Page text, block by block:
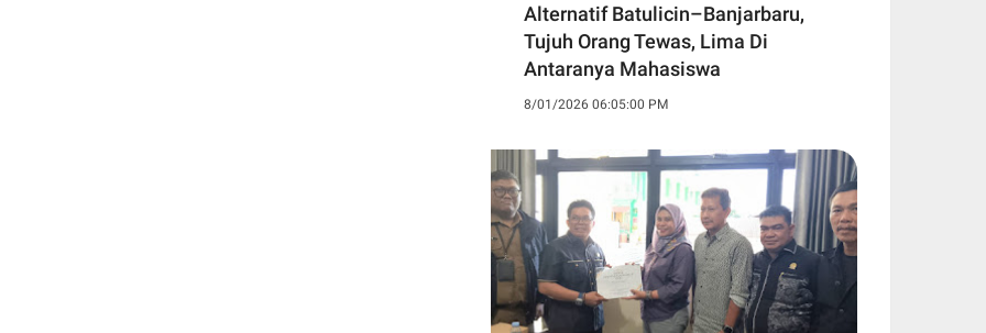
Alternatif Batulicin–Banjarbaru,
Tujuh Orang Tewas, Lima Di
Antaranya Mahasiswa
8/01/2026 06:05:00 PM